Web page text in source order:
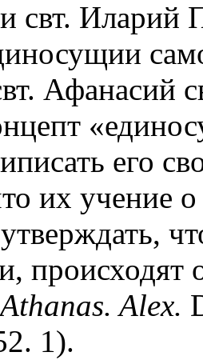
свт. Иларий
Афанасий
его
их учение
происходят
Athanas. Alex.
1).